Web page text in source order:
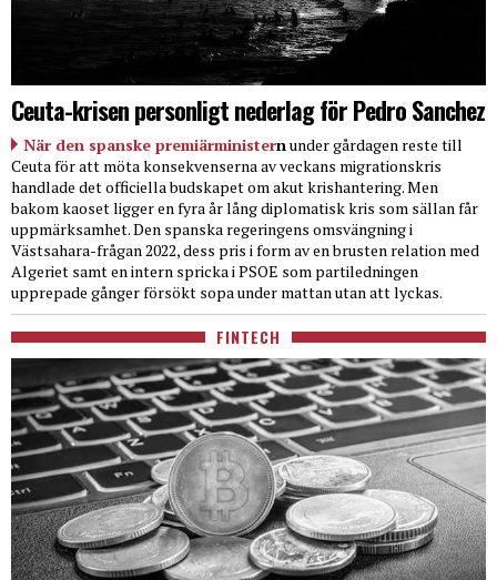
Ceuta-krisen personligt nederlag för Pedro Sanchez
När den spanske premiärministernunder gårdagen reste till
Ceuta för att möta konsekvenserna av veckans migrationskris
handlade det officiella budskapet om akut krishantering. Men
bakom kaoset ligger en fyra år lång diplomatisk kris som sällan får
uppmärksamhet. Den spanska regeringens omsvängning i
Västsahara-frågan 2022, dess pris i form av en brusten relation med
Algeriet samt en intern spricka i PSOE som partiledningen
upprepade gånger försökt sopa under mattan utan att lyckas.
FINTECH